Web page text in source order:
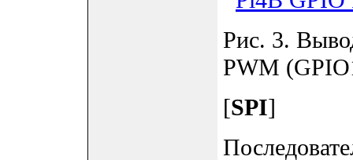
Рис. 3.
PWM
[SPI]